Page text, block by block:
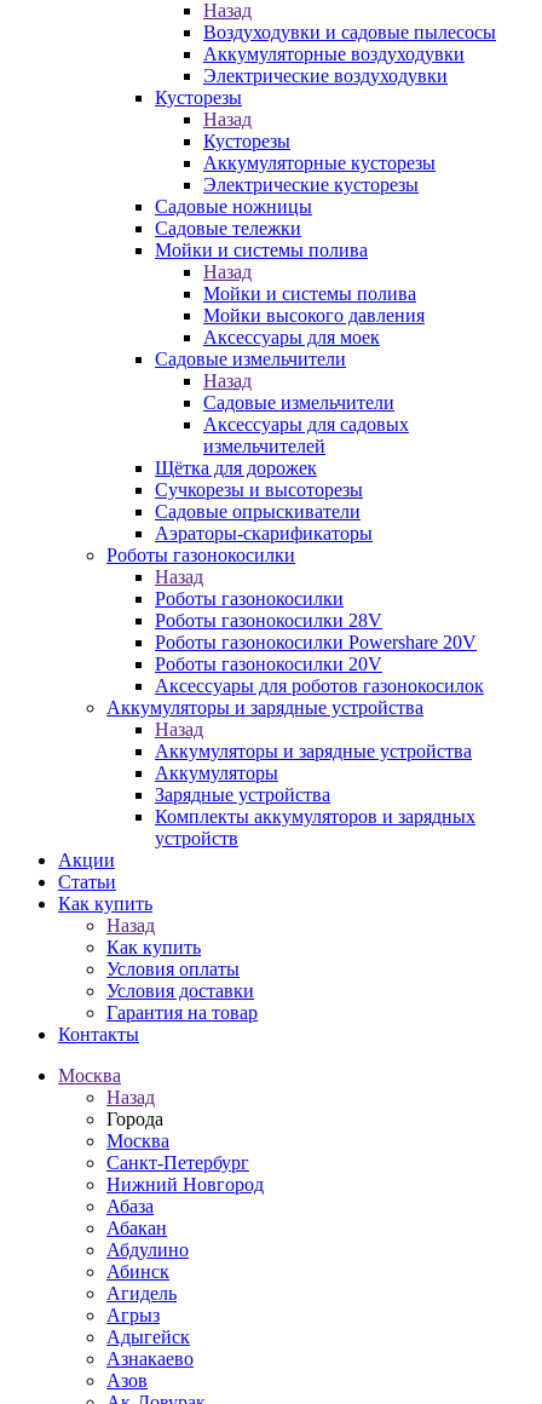
Назад
Воздуходувки и садовые пылесосы
Аккумуляторные воздуходувки
Электрические воздуходувки
Кусторезы
Назад
Кусторезы
Аккумуляторные кусторезы
Электрические кусторезы
Садовые ножницы
Садовые тележки
Мойки и системы полива
Назад
Мойки и системы полива
Мойки высокого давления
Аксессуары для моек
Садовые измельчители
Назад
Садовые измельчители
Аксессуары для садовых
измельчителей
Щётка для дорожек
Сучкорезы и высоторезы
Садовые опрыскиватели
Аэраторы-скарификаторы
Роботы газонокосилки
Назад
Роботы газонокосилки
Роботы газонокосилки 28V
Роботы газонокосилки Powershare 20V
Роботы газонокосилки 20V
Аксессуары для роботов газонокосилок
Аккумуляторы и зарядные устройства
Назад
Аккумуляторы и зарядные устройства
Аккумуляторы
Зарядные устройства
Комплекты аккумуляторов и зарядных
устройств
Акции
Статьи
Как купить
Назад
Как купить
Условия оплаты
Условия доставки
Гарантия на товар
Контакты
Москва
Назад
Города
Москва
Санкт-Петербург
Нижний Новгород
Абаза
Абакан
Абдулино
Абинск
Агидель
Агрыз
Адыгейск
Азнакаево
Азов